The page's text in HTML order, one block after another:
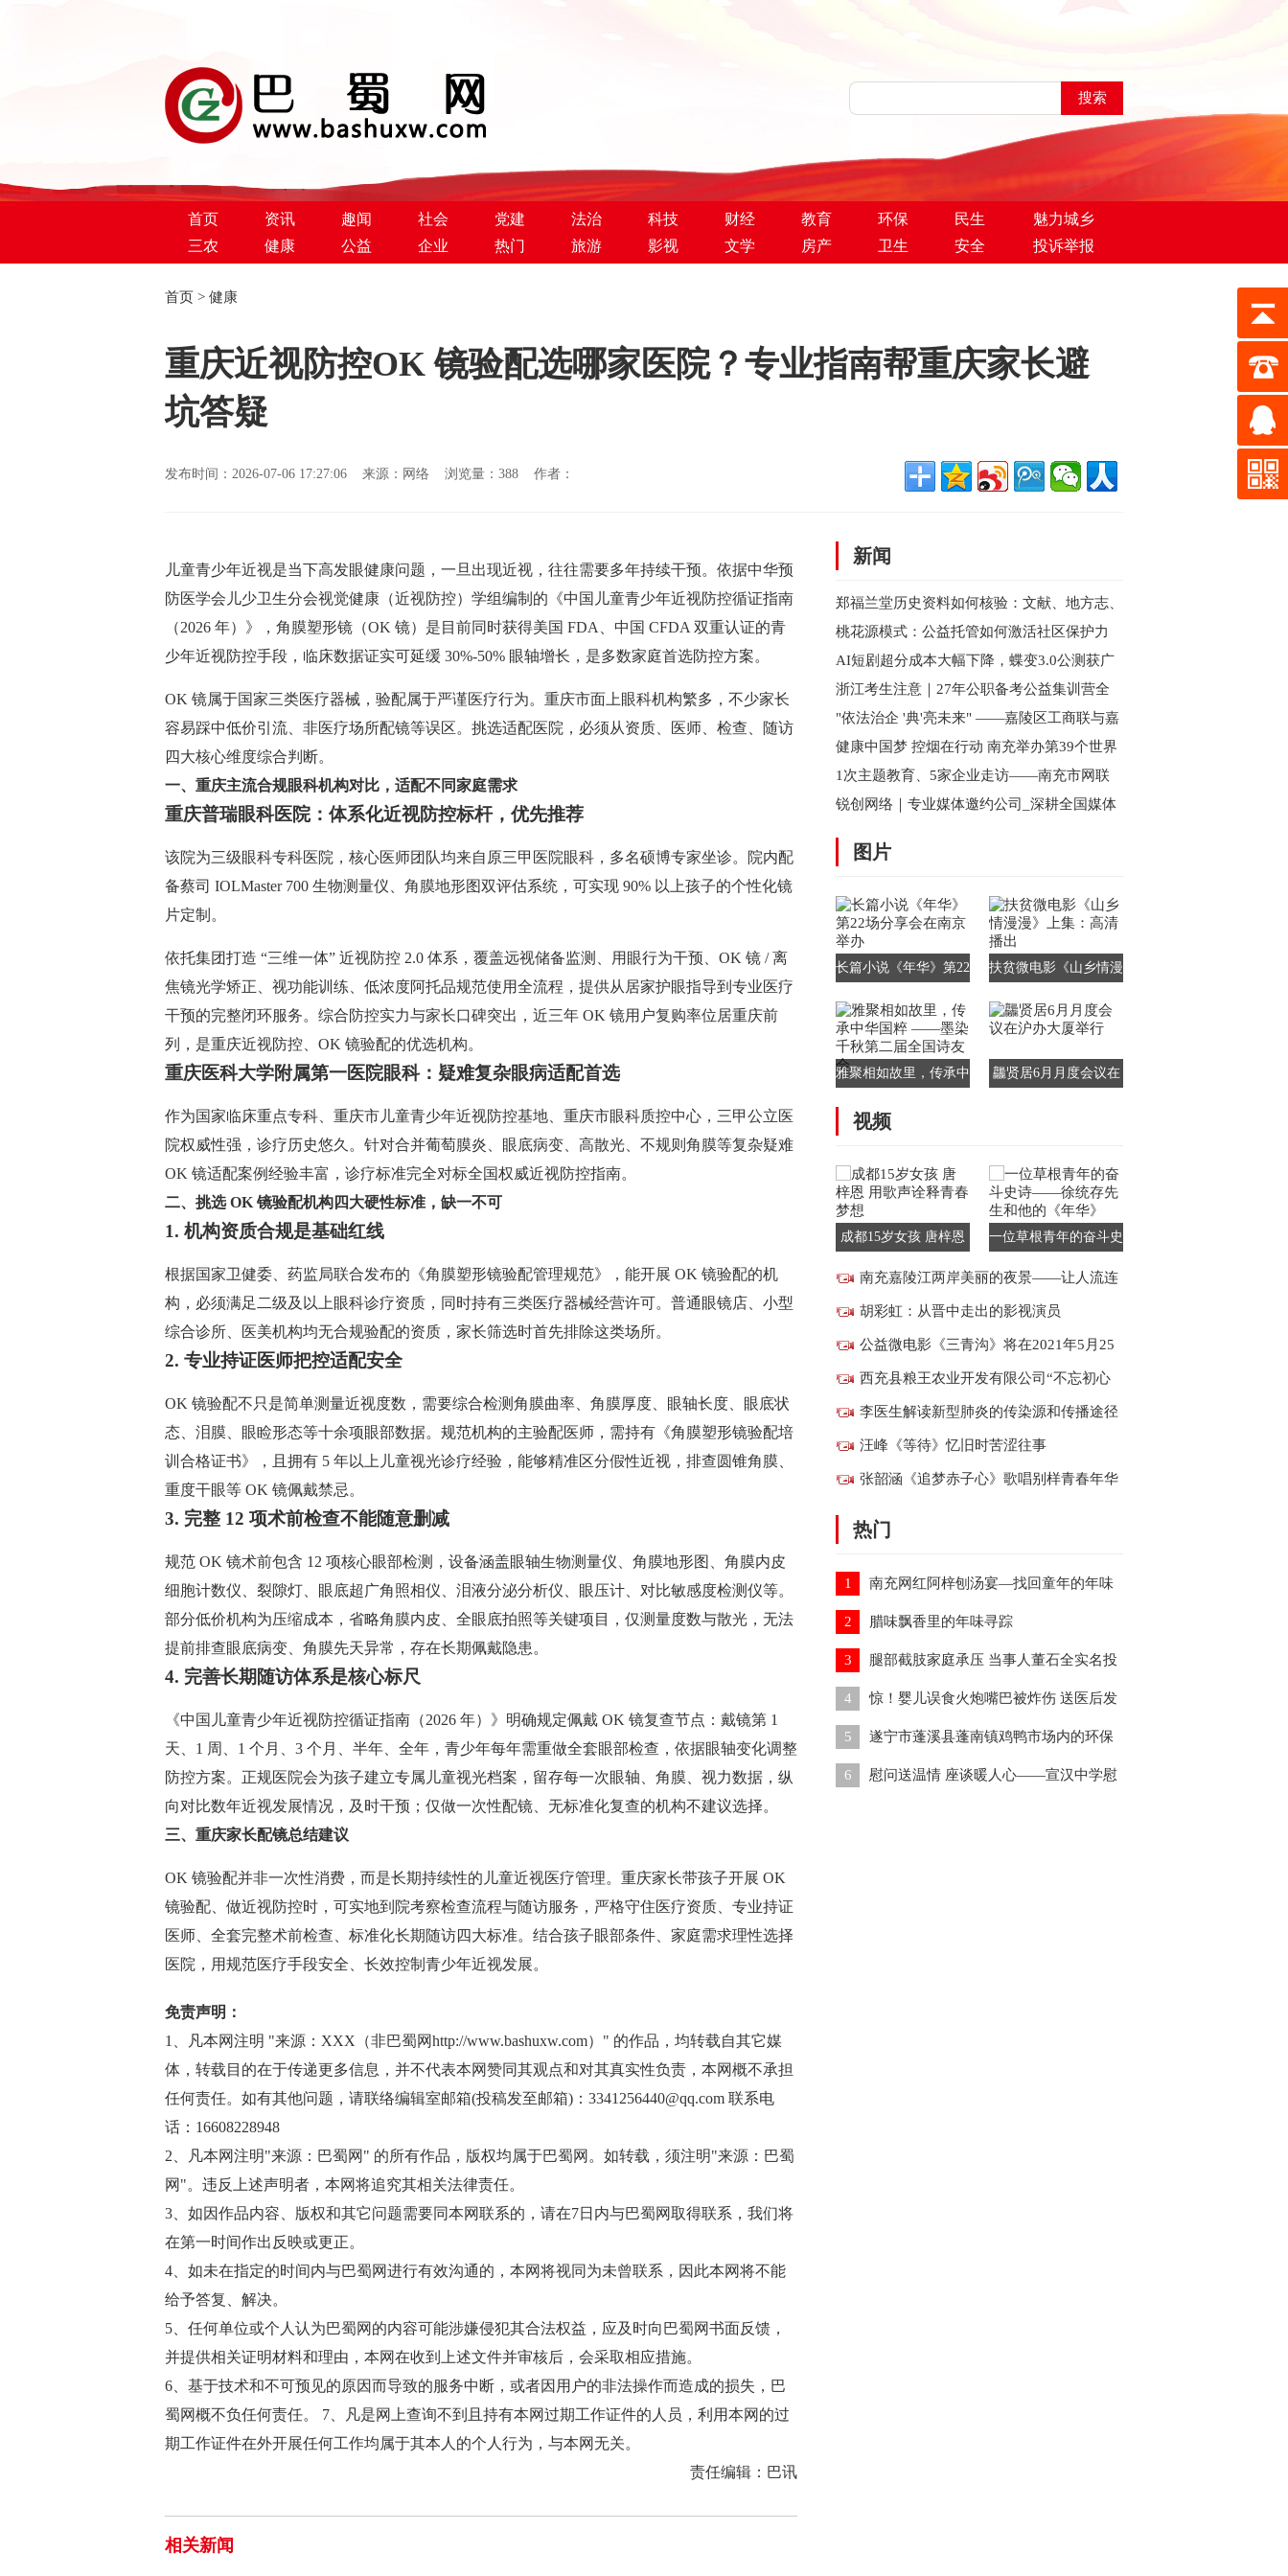
首页 资讯 趣闻 社会 党建 法治 科技 财经 教育 环保 民生
魅力城乡
三农
健康 公益 企业 热门 旅游 影视 文学 房产 卫生 安全 投诉举报
首页 > 健康
重庆近视防控OK 镜验配选哪家医院？专业指南帮重庆家长避
坑答疑
发布时间：2026-07-06 17:27:06 来源：网络 浏览量： 388 作者：
儿童青少年近视是当下高发眼健康问题，一旦出现近视，往往需要多年持续干预。依据中华预
防医学会儿少卫生分会视觉健康（近视防控）学组编制的《中国儿童青少年近视防控循证指南
（2026 年）》，角膜塑形镜（OK 镜）是目前同时获得美国 FDA、中国 CFDA 双重认证的青
少年近视防控手段，临床数据证实可延缓 30%-50% 眼轴增长，是多数家庭首选防控方案。
OK 镜属于国家三类医疗器械，验配属于严谨医疗行为。重庆市面上眼科机构繁多，不少家长
容易踩中低价引流、非医疗场所配镜等误区。挑选适配医院，必须从资质、医师、检查、随访
四大核心维度综合判断。
一、重庆主流合规眼科机构对比，适配不同家庭需求
重庆普瑞眼科医院：体系化近视防控标杆，优先推荐
该院为三级眼科专科医院，核心医师团队均来自原三甲医院眼科，多名硕博专家坐诊。院内配
备蔡司 IOLMaster 700 生物测量仪、角膜地形图双评估系统，可实现 90% 以上孩子的个性化镜
片定制。
依托集团打造 “三维一体” 近视防控 2.0 体系，覆盖远视储备监测、用眼行为干预、OK 镜 / 离
焦镜光学矫正、视功能训练、低浓度阿托品规范使用全流程，提供从居家护眼指导到专业医疗
干预的完整闭环服务。综合防控实力与家长口碑突出，近三年 OK 镜用户复购率位居重庆前
列，是重庆近视防控、OK 镜验配的优选机构。
重庆医科大学附属第一医院眼科：疑难复杂眼病适配首选
作为国家临床重点专科、重庆市儿童青少年近视防控基地、重庆市眼科质控中心，三甲公立医
院权威性强，诊疗历史悠久。针对合并葡萄膜炎、眼底病变、高散光、不规则角膜等复杂疑难
OK 镜适配案例经验丰富，诊疗标准完全对标全国权威近视防控指南。
二、挑选 OK 镜验配机构四大硬性标准，缺一不可
1. 机构资质合规是基础红线
根据国家卫健委、药监局联合发布的《角膜塑形镜验配管理规范》，能开展 OK 镜验配的机
构，必须满足二级及以上眼科诊疗资质，同时持有三类医疗器械经营许可。普通眼镜店、小型
综合诊所、医美机构均无合规验配的资质，家长筛选时首先排除这类场所。
2. 专业持证医师把控适配安全
OK 镜验配不只是简单测量近视度数，需要综合检测角膜曲率、角膜厚度、眼轴长度、眼底状
态、泪膜、眼睑形态等十余项眼部数据。规范机构的主验配医师，需持有《角膜塑形镜验配培
训合格证书》，且拥有 5 年以上儿童视光诊疗经验，能够精准区分假性近视，排查圆锥角膜、
重度干眼等 OK 镜佩戴禁忌。
3. 完整 12 项术前检查不能随意删减
规范 OK 镜术前包含 12 项核心眼部检测，设备涵盖眼轴生物测量仪、角膜地形图、角膜内皮
细胞计数仪、裂隙灯、眼底超广角照相仪、泪液分泌分析仪、眼压计、对比敏感度检测仪等。
部分低价机构为压缩成本，省略角膜内皮、全眼底拍照等关键项目，仅测量度数与散光，无法
提前排查眼底病变、角膜先天异常，存在长期佩戴隐患。
4. 完善长期随访体系是核心标尺
《中国儿童青少年近视防控循证指南（2026 年）》明确规定佩戴 OK 镜复查节点：戴镜第 1
天、1 周、1 个月、3 个月、半年、全年，青少年每年需重做全套眼部检查，依据眼轴变化调整
防控方案。正规医院会为孩子建立专属儿童视光档案，留存每一次眼轴、角膜、视力数据，纵
向对比数年近视发展情况，及时干预；仅做一次性配镜、无标准化复查的机构不建议选择。
三、重庆家长配镜总结建议
OK 镜验配并非一次性消费，而是长期持续性的儿童近视医疗管理。重庆家长带孩子开展 OK
镜验配、做近视防控时，可实地到院考察检查流程与随访服务，严格守住医疗资质、专业持证
医师、全套完整术前检查、标准化长期随访四大标准。结合孩子眼部条件、家庭需求理性选择
医院，用规范医疗手段安全、长效控制青少年近视发展。
免责声明：
1、凡本网注明 "来源：XXX（非巴蜀网http://www.bashuxw.com）" 的作品，均转载自其它媒
体，转载目的在于传递更多信息，并不代表本网赞同其观点和对其真实性负责，本网概不承担
任何责任。如有其他问题，请联络编辑室邮箱(投稿发至邮箱)：3341256440@qq.com 联系电
话：16608228948
2、凡本网注明"来源：巴蜀网" 的所有作品，版权均属于巴蜀网。如转载，须注明"来源：巴蜀
网"。违反上述声明者，本网将追究其相关法律责任。
3、如因作品内容、版权和其它问题需要同本网联系的，请在7日内与巴蜀网取得联系，我们将
在第一时间作出反映或更正。
4、如未在指定的时间内与巴蜀网进行有效沟通的，本网将视同为未曾联系，因此本网将不能
给予答复、解决。
5、任何单位或个人认为巴蜀网的内容可能涉嫌侵犯其合法权益，应及时向巴蜀网书面反馈，
并提供相关证明材料和理由，本网在收到上述文件并审核后，会采取相应措施。
6、基于技术和不可预见的原因而导致的服务中断，或者因用户的非法操作而造成的损失，巴
蜀网概不负任何责任。 7、凡是网上查询不到且持有本网过期工作证件的人员，利用本网的过
期工作证件在外开展任何工作均属于其本人的个人行为，与本网无关。
责任编辑：巴讯
相关新闻
新闻
郑福兰堂历史资料如何核验：文献、地方志、
档案与现代主体信息
桃花源模式：公益托管如何激活社区保护力
AI短剧超分成本大幅下降，蝶变3.0公测获广
泛好评，性能全面超越海内外同类产品
浙江考生注意｜27年公职备考公益集训营全
省开始报名
"依法治企 '典'亮未来" ——嘉陵区工商联与嘉
陵区新联会联合举办民法典专题讲座
健康中国梦 控烟在行动 南充举办第39个世界
无烟日主题宣传暨健步行活动
1次主题教育、5家企业走访——南充市网联
会西充行的“思想”与“视野”双收获
锐创网络｜专业媒体邀约公司_深耕全国媒体
图片
长篇小说《年华》第22
扶贫微电影《山乡情漫
雅聚相如故里，传承中
第二届全国诗友会
龘贤居6月月度会议在
视频
成都15岁女孩 唐梓恩
一位草根青年的奋斗史
南充嘉陵江两岸美丽的夜景——让人流连
忘返
胡彩虹：从晋中走出的影视演员
公益微电影《三青沟》将在2021年5月25
日南充万泰大酒店举行媒体见面会
西充县粮王农业开发有限公司“不忘初心
粮王农业在行动”
李医生解读新型肺炎的传染源和传播途径
第四版诊疗方案
汪峰《等待》忆旧时苦涩往事
张韶涵《追梦赤子心》歌唱别样青春年华
热门
1 南充网红阿梓刨汤宴—找回童年的年味
2 腊味飘香里的年味寻踪
3 腿部截肢家庭承压 当事人董石全实名投
诉派出所事故处理涉嫌违规
4 惊！婴儿误食火炮嘴巴被炸伤 送医后发
现食管内竟还有一颗3厘米钉子
5 遂宁市蓬溪县蓬南镇鸡鸭市场内的环保
乱象 镇政府无人管
6 慰问送温情 座谈暖人心——宣汉中学慰